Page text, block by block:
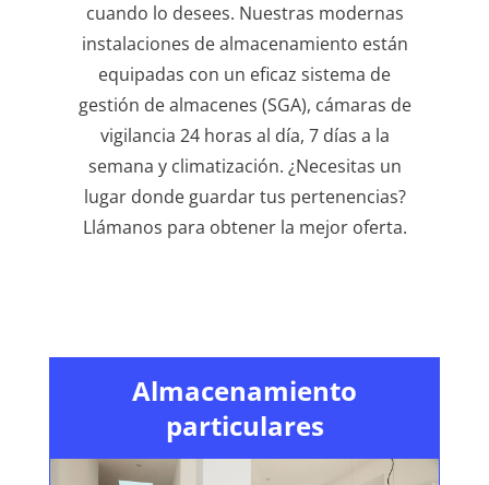
cuando lo desees. Nuestras modernas
instalaciones de almacenamiento están
equipadas con un eficaz sistema de
gestión de almacenes (SGA), cámaras de
vigilancia 24 horas al día, 7 días a la
semana y climatización. ¿Necesitas un
lugar donde guardar tus pertenencias?
Llámanos para obtener la mejor oferta.
Almacenamiento
particulares